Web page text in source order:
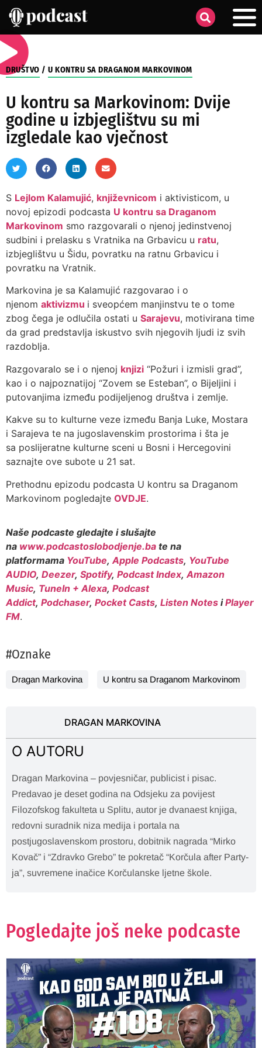
DRUŠTVO / U KONTRU SA DRAGANOM MARKOVINOM
U kontru sa Markovinom: Dvije
godine u izbjeglištvu su mi
izgledale kao vječnost
S Lejlom Kalamujić, književnicom i aktivisticom, u
novoj epizodi podcasta U kontru sa Draganom
Markovinom smo razgovarali o njenoj jedinstvenoj
sudbini i prelasku s Vratnika na Grbavicu u ratu,
izbjeglištvu u Šidu, povratku na ratnu Grbavicu i
povratku na Vratnik.
Markovina je sa Kalamujić razgovarao i o
njenom aktivizmu i sveopćem manjinstvu te o tome
zbog čega je odlučila ostati u Sarajevu, motivirana time
da grad predstavlja iskustvo svih njegovih ljudi iz svih
razdoblja.
Razgovaralo se i o njenoj knjizi “Požuri i izmisli grad”,
kao i o najpoznatijoj “Zovem se Esteban”, o Bijeljini i
putovanjima između podijeljenog društva i zemlje.
Kakve su to kulturne veze između Banja Luke, Mostara
i Sarajeva te na jugoslavenskim prostorima i šta je
sa poslijeratne kulturne sceni u Bosni i Hercegovini
saznajte ove subote u 21 sat.
Prethodnu epizodu podcasta U kontru sa Draganom
Markovinom pogledajte OVDJE.
Naše podcaste gledajte i slušajte
na www.podcastoslobodjenje.ba te na
platformama YouTube, Apple Podcasts, YouTube
AUDIO, Deezer, Spotify, Podcast Index, Amazon
Music, TuneIn + Alexa, Podcast
Addict, Podchaser, Pocket Casts, Listen Notes iPlayer
FM.
#Oznake
Dragan Markovina U kontru sa Draganom Markovinom
DRAGAN MARKOVINA
O AUTORU
Dragan Markovina – povjesničar, publicist i pisac.
Predavao je deset godina na Odsjeku za povijest
Filozofskog fakulteta u Splitu, autor je dvanaest knjiga,
redovni suradnik niza medija i portala na
postjugoslavenskom prostoru, dobitnik nagrada “Mirko
Kovač” i “Zdravko Grebo” te pokretač “Korčula after Party-
ja”, suvremene inačice Korčulanske ljetne škole.
Pogledajte još neke podcaste